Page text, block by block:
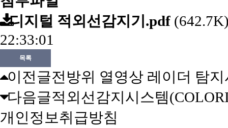
디지털 적외선감지기.pdf
22:33:01
목록
이전글전방위 열영상 레이더 탐
다음글적외선감지시스템
개인정보취급방침